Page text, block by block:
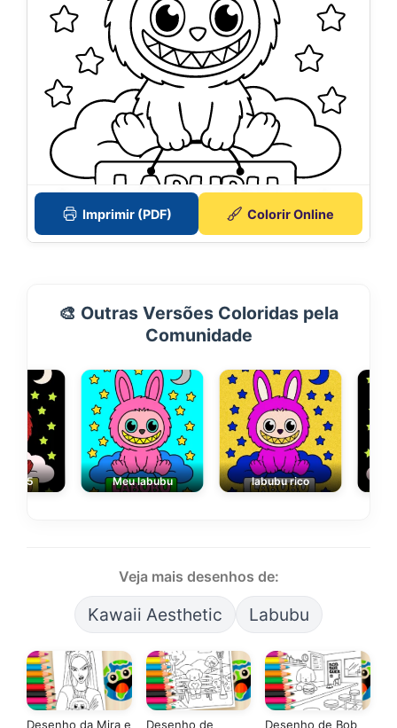
Imprimir (PDF) Colorir Online
🎨 Outras Versões Coloridas pela
Comunidade
Meu labubu labubu rico
Veja mais desenhos de:
Kawaii Aesthetic Labubu
Desenho da Mira e Desenho de Desenho de Bob